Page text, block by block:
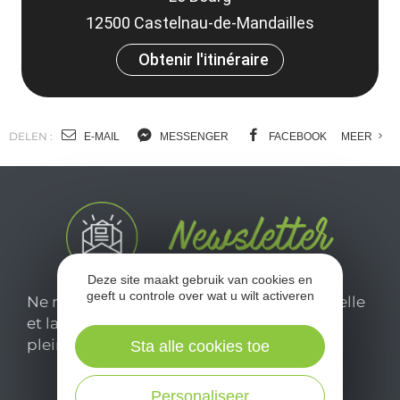
12500 Castelnau-de-Mandailles
Obtenir l'itinéraire
DELEN : E-MAIL MESSENGER FACEBOOK MEER
Ne manquez pas notre newsletter mensuelle
et laissez-vous inspirer pour profiter
pleinement de votre séjour en Aveyron.
Deze site maakt gebruik van cookies en
geeft u controle over wat u wilt activeren
Sta alle cookies toe